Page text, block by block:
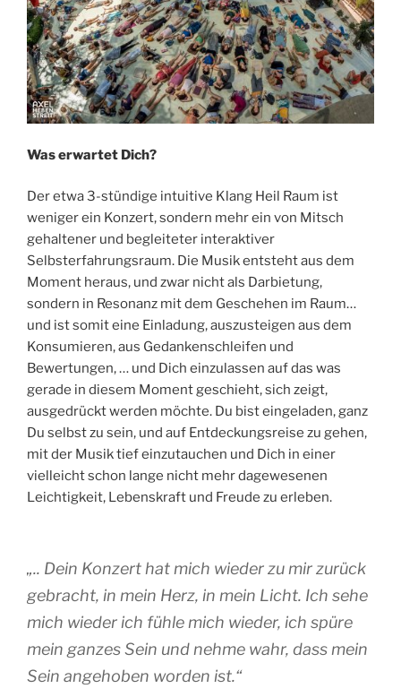
Was erwartet Dich?
Der etwa 3-stündige intuitive Klang Heil Raum ist
weniger ein Konzert, sondern mehr ein von Mitsch
gehaltener und begleiteter interaktiver
Selbsterfahrungsraum. Die Musik entsteht aus dem
Moment heraus, und zwar nicht als Darbietung,
sondern in Resonanz mit dem Geschehen im Raum…
und ist somit eine Einladung, auszusteigen aus dem
Konsumieren, aus Gedankenschleifen und
Bewertungen, … und Dich einzulassen auf das was
gerade in diesem Moment geschieht, sich zeigt,
ausgedrückt werden möchte. Du bist eingeladen, ganz
Du selbst zu sein, und auf Entdeckungsreise zu gehen,
mit der Musik tief einzutauchen und Dich in einer
vielleicht schon lange nicht mehr dagewesenen
Leichtigkeit, Lebenskraft und Freude zu erleben.
„.. Dein Konzert hat mich wieder zu mir zurück
gebracht, in mein Herz, in mein Licht. Ich sehe
mich wieder ich fühle mich wieder, ich spüre
mein ganzes Sein und nehme wahr, dass mein
Sein angehoben worden ist.“